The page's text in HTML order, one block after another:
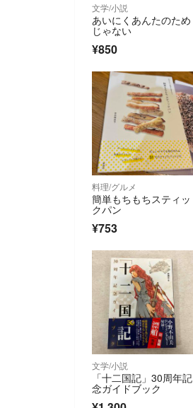
文学/小説
あいにくあんたのため
じゃない
¥850
料理/グルメ
簡単もちもちスティッ
クパン
¥753
文学/小説
「十二国記」30周年記
念ガイドブック